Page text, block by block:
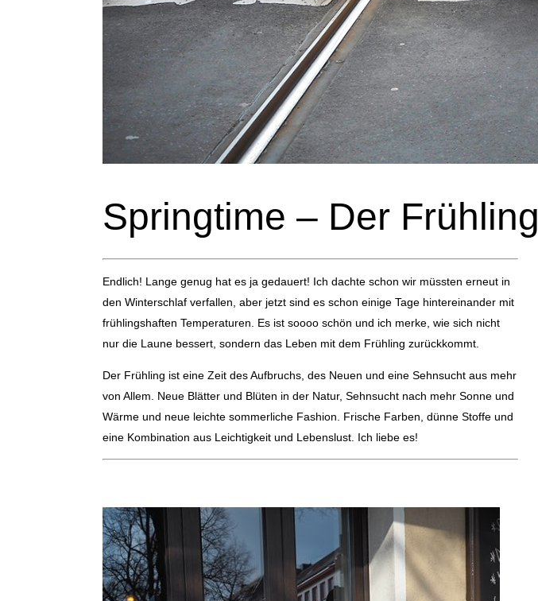
Springtime – Der Frühling
Endlich! Lange genug hat es ja gedauert! Ich dachte schon wir müssten erneut in
den Winterschlaf verfallen, aber jetzt sind es schon einige Tage hintereinander mit
frühlingshaften Temperaturen. Es ist soooo schön und ich merke, wie sich nicht
nur die Laune bessert, sondern das Leben mit dem Frühling zurückkommt.
Der Frühling ist eine Zeit des Aufbruchs, des Neuen und eine Sehnsucht aus mehr
von Allem. Neue Blätter und Blüten in der Natur, Sehnsucht nach mehr Sonne und
Wärme und neue leichte sommerliche Fashion. Frische Farben, dünne Stoffe und
eine Kombination aus Leichtigkeit und Lebenslust. Ich liebe es!